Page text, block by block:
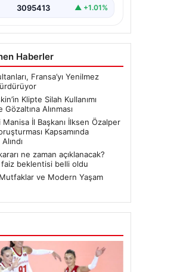
3095413 ▲ +1.01%
Haberler
Fransa’yı Yenilmez
Klipte Silah Kullanımı
Alınması
İl Başkanı İlksen Özalper
Kapsamında
ne zaman açıklanacak?
faiz beklentisi belli oldu
ve Modern Yaşam